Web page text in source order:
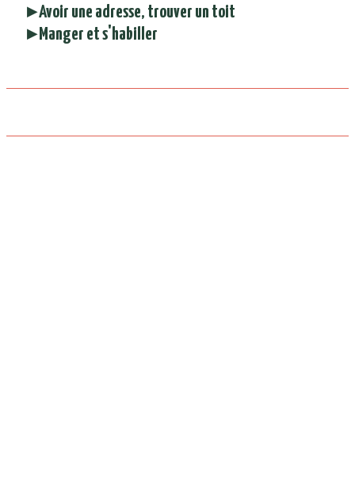
▸ Avoir une adresse, trouver un toit
▸ Manger et s'habiller